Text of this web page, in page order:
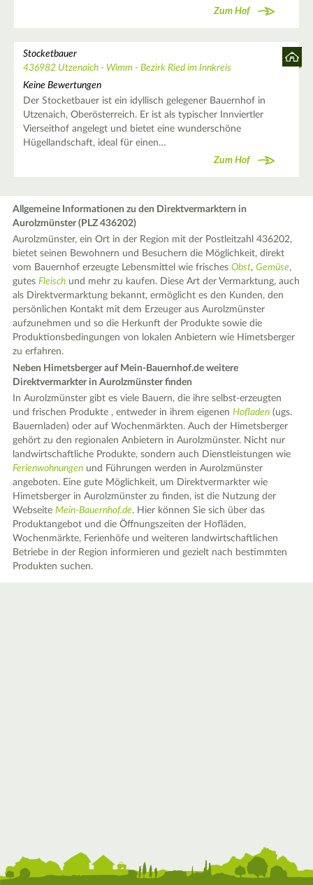
Zum Hof
Stocketbauer
436982 Utzenaich - Wimm - Bezirk Ried im Innkreis
Keine Bewertungen
Der Stocketbauer ist ein idyllisch gelegener Bauernhof in
Utzenaich, Oberösterreich. Er ist als typischer Innviertler
Vierseithof angelegt und bietet eine wunderschöne
Hügellandschaft, ideal für einen…
Zum Hof
Allgemeine Informationen zu den Direktvermarktern in
Aurolzmünster (PLZ 436202)
Aurolzmünster, ein Ort in der Region mit der Postleitzahl 436202,
bietet seinen Bewohnern und Besuchern die Möglichkeit, direkt
vom Bauernhof erzeugte Lebensmittel wie frischesObst,Gemüse,
gutesFleisch und mehr zu kaufen. Diese Art der Vermarktung, auch
als Direktvermarktung bekannt, ermöglicht es den Kunden, den
persönlichen Kontakt mit dem Erzeuger aus Aurolzmünster
aufzunehmen und so die Herkunft der Produkte sowie die
Produktionsbedingungen von lokalen Anbietern wie Himetsberger
zu erfahren.
Neben Himetsberger auf Mein-Bauernhof.de weitere
Direktvermarkter in Aurolzmünster finden
In Aurolzmünster gibt es viele Bauern, die ihre selbst-erzeugten
und frischen Produkte , entweder in ihrem eigenenHofladen (ugs.
Bauernladen) oder auf Wochenmärkten. Auch der Himetsberger
gehört zu den regionalen Anbietern in Aurolzmünster. Nicht nur
landwirtschaftliche Produkte, sondern auch Dienstleistungen wie
Ferienwohnungen und Führungen werden in Aurolzmünster
angeboten. Eine gute Möglichkeit, um Direktvermarkter wie
Himetsberger in Aurolzmünster zu finden, ist die Nutzung der
WebseiteMein-Bauernhof.de. Hier können Sie sich über das
Produktangebot und die Öffnungszeiten der Hofläden,
Wochenmärkte, Ferienhöfe und weiteren landwirtschaftlichen
Betriebe in der Region informieren und gezielt nach bestimmten
Produkten suchen.